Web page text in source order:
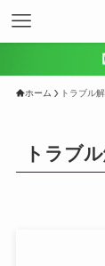
ホーム トラブル
トラブ